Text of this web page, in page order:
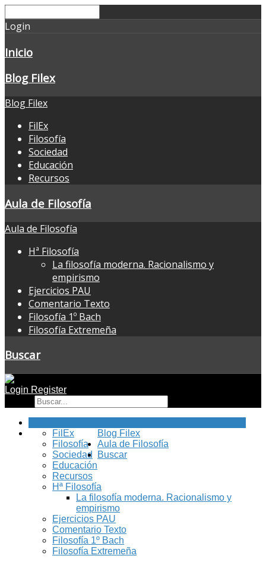
Login
Inicio
Blog Filex
Blog Filex
FilEx
Filosofía
Sociedad
Educación
Recursos
Aula de Filosofía
Aula de Filosofía
Hª Filosofía
La filosofía moderna. Racionalismo y
empirismo
Ejercicios PAU
Comentario Texto
Filosofía 1º Bach
Filosofía Extremeña
Buscar
Login Register
Blog Filex
FilEx
Filosofía
Sociedad
Educación
Recursos
Aula de Filosofía
Hª Filosofía
La filosofía moderna. Racionalismo y
empirismo
Ejercicios PAU
Comentario Texto
Filosofía 1º Bach
Filosofía Extremeña
Buscar